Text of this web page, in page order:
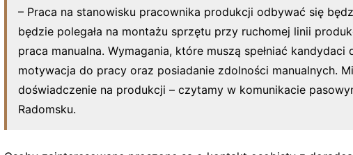
– Praca na stanowisku pracownika produkcji odbywać się
będzie polegała na montażu sprzętu przy ruchomej linii
praca manualna. Wymagania, które muszą spełniać
motywacja do pracy oraz posiadanie zdolności manualnych.
doświadczenie na produkcji – czytamy w komunikacie
Radomsku.